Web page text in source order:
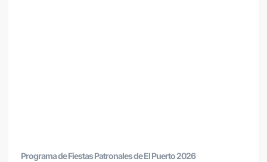
Programa de Fiestas Patronales de El Puerto 2026